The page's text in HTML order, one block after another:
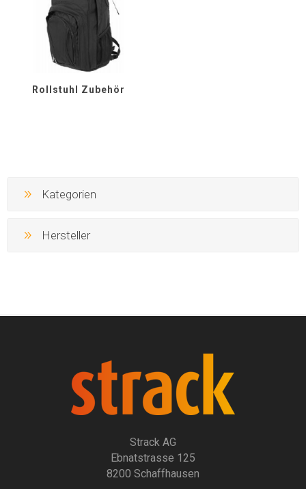
Rollstuhl Zubehör
Kategorien
Hersteller
Strack AG
Ebnatstrasse 125
8200 Schaffhausen